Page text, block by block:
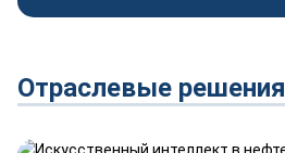
Отраслевые решения